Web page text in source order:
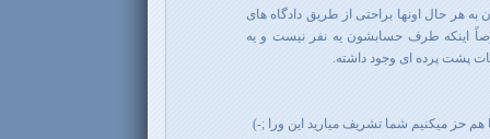
به هر حال اونها براحتی از طریق دادگاه های
اینکه طرف حسابشون یه نفر نیست و یه
پشت پرده ای وجود داشته.
حز میکنیم شما تشریف میارید این ورا ;-)